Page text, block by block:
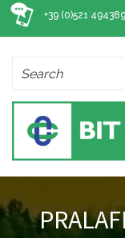
+39 (0)521 494389